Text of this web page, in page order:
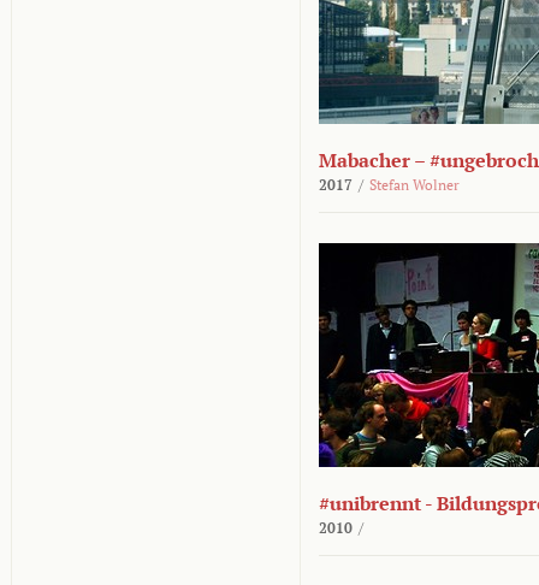
Mabacher –
2017 / Stefan Wolner
#unibrennt -
2010 /